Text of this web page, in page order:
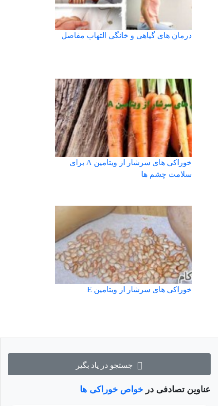
جستجو در یاد بگیر
عناوین تصادفی در خواص خوراکی ها
درمان های گیاهی و خانگی التهاب مفاصل
خوراکی های سرشار از ویتامین A برای
سلامت چشم ها
خوراکی های سرشار از ویتامین E